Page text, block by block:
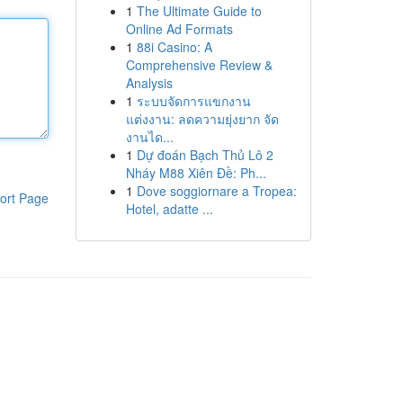
Page
1 The Ultimate Guide to
Online Ad Formats
1 88i Casino: A
Comprehensive Review &
Analysis
1 ระบบจัดการแขกงาน
แต่งงาน: ลดความยุ่งยาก จัด
งานได...
1 Dự đoán Bạch Thủ Lô 2
Nháy M88 Xiên Đề: Ph...
1 Dove soggiornare a Tropea:
Hotel, adatte ...